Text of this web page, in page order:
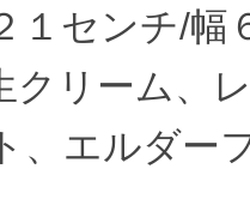
１センチ/幅
クリーム、
、エルダー